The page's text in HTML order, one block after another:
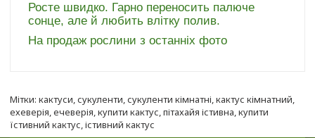
Росте швидко. Гарно переносить палюче
сонце, але й любить влітку полив.
На продаж рослини з останніх фото
Мітки: кактуси,сукуленти,сукуленти кімнатні,кактус кімнатний,
ехеверія,ечеверія,купити кактус,пітахайя істивна,купити
їстивний кактус,істивний кактус